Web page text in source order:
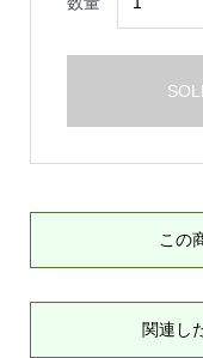
この
関連し